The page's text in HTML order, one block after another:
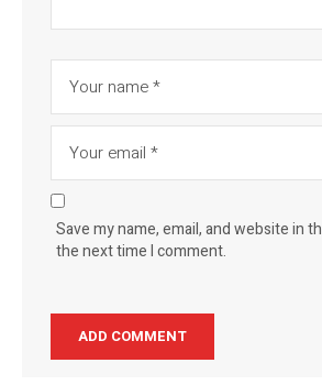
Save my name, email, and website in
the next time I comment.